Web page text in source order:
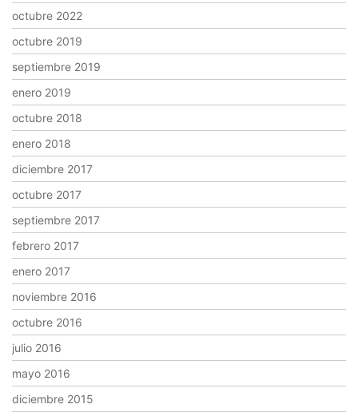
octubre 2022
octubre 2019
septiembre 2019
enero 2019
octubre 2018
enero 2018
diciembre 2017
octubre 2017
septiembre 2017
febrero 2017
enero 2017
noviembre 2016
octubre 2016
julio 2016
mayo 2016
diciembre 2015